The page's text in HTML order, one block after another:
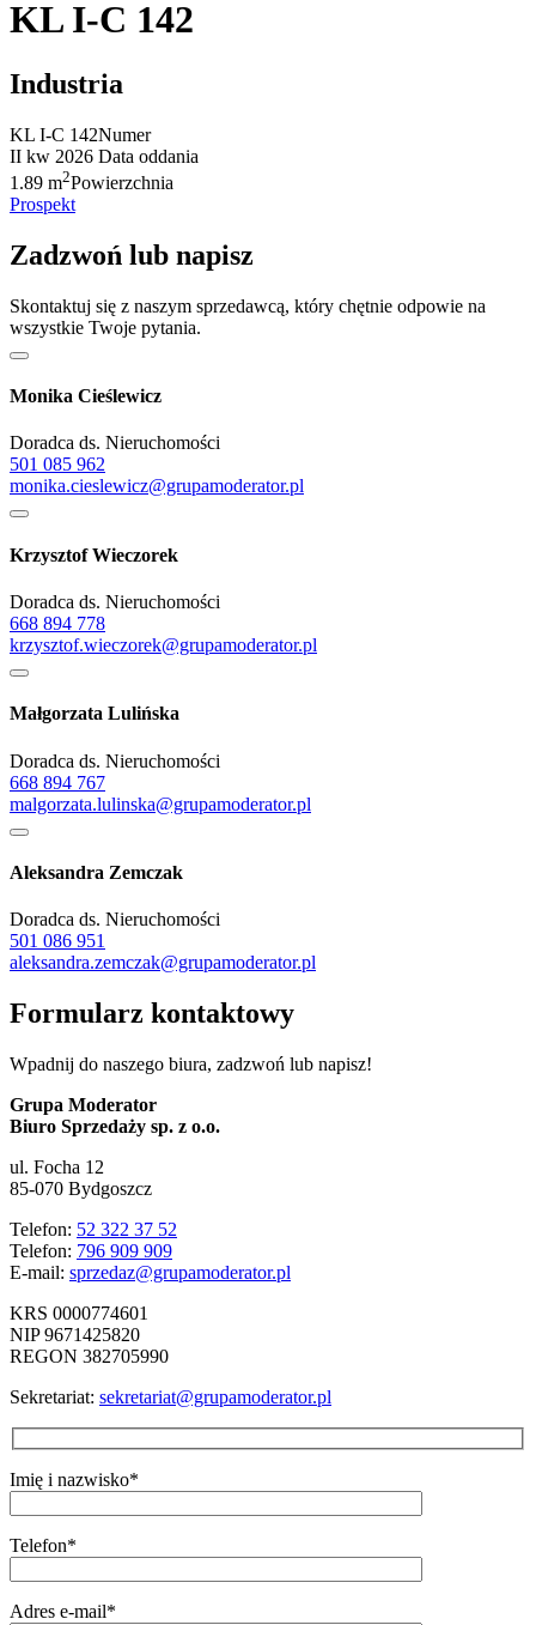
KL I-C 142
Industria
KL I-C 142Numer
II kw 2026 Data oddania
1.89 m2Powierzchnia
Prospekt
Zadzwoń lub napisz
Skontaktuj się z naszym sprzedawcą, który chętnie odpowie na
wszystkie Twoje pytania.
Monika Cieślewicz
Doradca ds. Nieruchomości
501 085 962
monika.cieslewicz@grupamoderator.pl
Krzysztof Wieczorek
Doradca ds. Nieruchomości
668 894 778
krzysztof.wieczorek@grupamoderator.pl
Małgorzata Lulińska
Doradca ds. Nieruchomości
668 894 767
malgorzata.lulinska@grupamoderator.pl
Aleksandra Zemczak
Doradca ds. Nieruchomości
501 086 951
aleksandra.zemczak@grupamoderator.pl
Formularz kontaktowy
Wpadnij do naszego biura, zadzwoń lub napisz!
Grupa Moderator
Biuro Sprzedaży sp. z o.o.
ul. Focha 12
85-070 Bydgoszcz
Telefon: 52 322 37 52
Telefon: 796 909 909
E-mail: sprzedaz@grupamoderator.pl
KRS 0000774601
NIP 9671425820
REGON 382705990
Sekretariat: sekretariat@grupamoderator.pl
Imię i nazwisko*
Telefon*
Adres e-mail*